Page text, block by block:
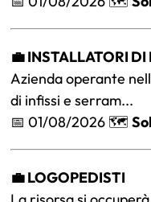
💼 INSTALLATORI DI
Azienda operante
di infissi e serram...
📅 01/08/2026 🗺️
💼 LOGOPEDISTI